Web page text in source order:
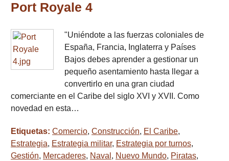
Port Royale 4
"Uniéndote a las fuerzas coloniales de
España, Francia, Inglaterra y Países
Bajos debes aprender a gestionar un
pequeño asentamiento hasta llegar a
convertirlo en una gran ciudad
comerciante en el Caribe del siglo XVI y XVII. Como
novedad en esta…
Etiquetas: Comercio, Construcción, El Caribe,
Estrategia, Estrategia militar, Estrategia por turnos,
Gestión, Mercaderes, Naval , Nuevo Mundo, Piratas,